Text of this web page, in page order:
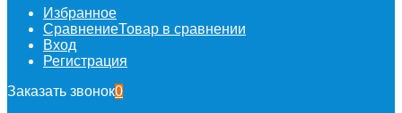
Избранное
СравнениеТовар в сравнении
Вход
Регистрация
Заказать звонок0